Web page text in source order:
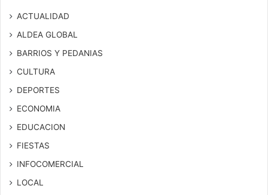
ACTUALIDAD
ALDEA GLOBAL
BARRIOS Y PEDANIAS
CULTURA
DEPORTES
ECONOMIA
EDUCACION
FIESTAS
INFOCOMERCIAL
LOCAL